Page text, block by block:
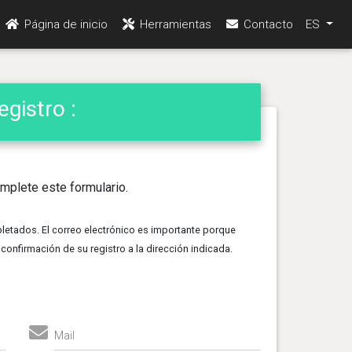
Página de inicio Herramientas Contacto ES
:
este formulario.
El correo electrónico es importante porque
de su registro a la dirección indicada.
Mail